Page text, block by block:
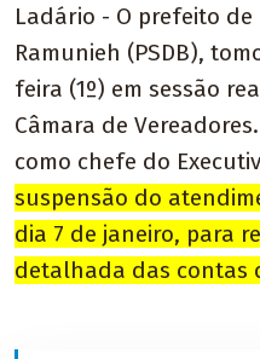
Ladário - O prefeito
Ramunieh (PSDB),
feira (1º) em sessão
Câmara de
como chefe do
suspensão do
dia 7 de janeiro, para
detalhada das contas